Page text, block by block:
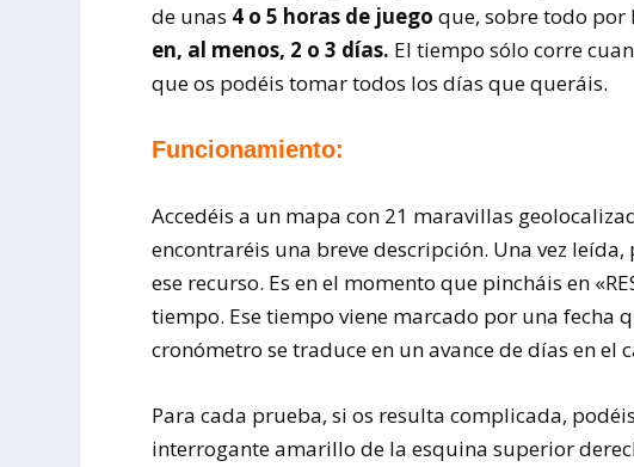
de unas 4 o 5 horas de juego que, sobre todo por
en, al menos, 2 o 3 días. El tiempo sólo corre
que os podéis tomar todos los días que queráis.
Funcionamiento:
Accedéis a un mapa con 21 maravillas
encontraréis una breve descripción. Una vez
ese recurso. Es en el momento que pincháis en
tiempo. Ese tiempo viene marcado por una fecha
cronómetro se traduce en un avance de días en el
Para cada prueba, si os resulta complicada,
interrogante amarillo de la esquina superior